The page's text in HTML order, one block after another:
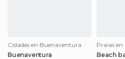
Cidades en Buenaventura
Buenaventura
Praias
Beach